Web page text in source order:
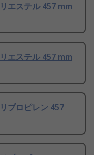
エステル 457 mm
エステル 457 mm
プロピレン 457